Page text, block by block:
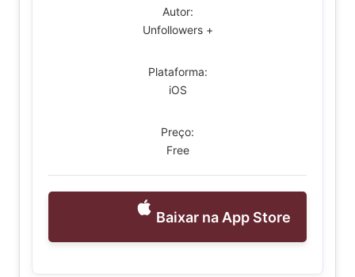
Autor:
Unfollowers +
Plataforma:
iOS
Preço:
Free
Baixar na App Store